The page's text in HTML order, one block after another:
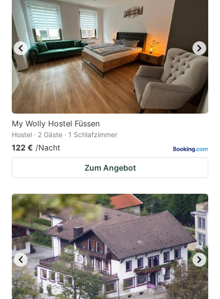
My Wolly Hostel Füssen
Hostel · 2 Gäste · 1 Schlafzimmer
122 € /Nacht
Zum Angebot